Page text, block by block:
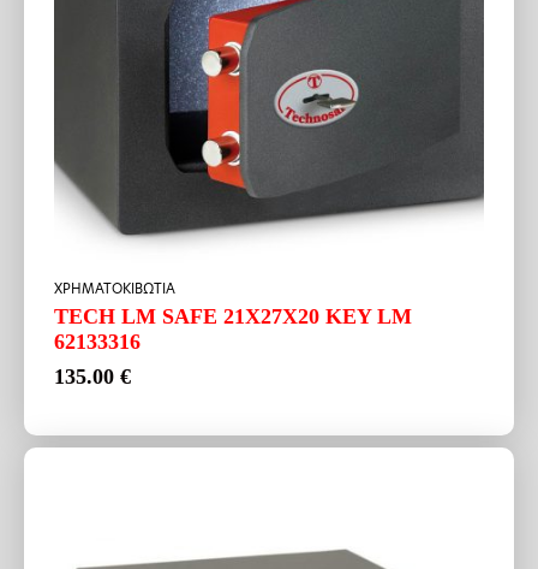
ΧΡΗΜΑΤΟΚΙΒΩΤΙΑ
TECH LM SAFE 21X27X20 KEY LM
62133316
135.00 €